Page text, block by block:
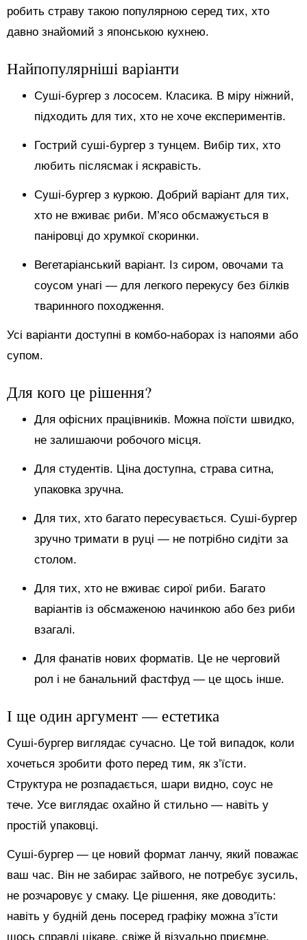
робить страву такою популярною серед тих, хто
давно знайомий з японською кухнею.
Найпопулярніші варіанти
Суші-бургер з лососем. Класика. В міру ніжний,
підходить для тих, хто не хоче експериментів.
Гострий суші-бургер з тунцем. Вибір тих, хто
любить післясмак і яскравість.
Суші-бургер з куркою. Добрий варіант для тих,
хто не вживає риби. М’ясо обсмажується в
паніровці до хрумкої скоринки.
Вегетаріанський варіант. Із сиром, овочами та
соусом унагі — для легкого перекусу без білків
тваринного походження.
Усі варіанти доступні в комбо-наборах із напоями або
супом.
Для кого це рішення?
Для офісних працівників. Можна поїсти швидко,
не залишаючи робочого місця.
Для студентів. Ціна доступна, страва ситна,
упаковка зручна.
Для тих, хто багато пересувається. Суші-бургер
зручно тримати в руці — не потрібно сидіти за
столом.
Для тих, хто не вживає сирої риби. Багато
варіантів із обсмаженою начинкою або без риби
взагалі.
Для фанатів нових форматів. Це не черговий
рол і не банальний фастфуд — це щось інше.
І ще один аргумент — естетика
Суші-бургер виглядає сучасно. Це той випадок, коли
хочеться зробити фото перед тим, як з’їсти.
Структура не розпадається, шари видно, соус не
тече. Усе виглядає охайно й стильно — навіть у
простій упаковці.
Суші-бургер — це новий формат ланчу, який поважає
ваш час. Він не забирає зайвого, не потребує зусиль,
не розчаровує у смаку. Це рішення, яке доводить:
навіть у будній день посеред графіку можна з’їсти
щось справді цікаве, свіже й візуально приємне.